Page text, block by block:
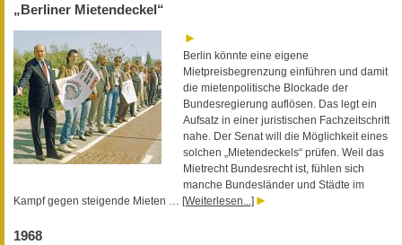
„Berliner Mietendeckel“
Berlin könnte eine eigene
Mietpreisbegrenzung einführen und damit
die mietenpolitische Blockade der
Bundesregierung auflösen. Das legt ein
Aufsatz in einer juristischen Fachzeitschrift
nahe. Der Senat will die Möglichkeit eines
solchen „Mietendeckels“ prüfen. Weil das
Mietrecht Bundesrecht ist, fühlen sich
manche Bundesländer und Städte im
Kampf gegen steigende Mieten … [Weiterlesen...]
1968